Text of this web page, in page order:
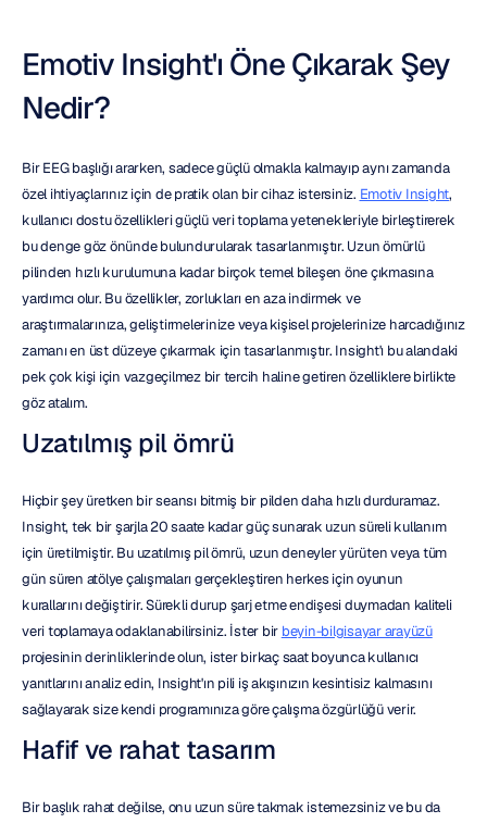
Emotiv Insight'ı Öne Çıkarak Şey
Nedir?
Bir EEG başlığı ararken, sadece güçlü olmakla kalmayıp aynı zamanda
özel ihtiyaçlarınız için de pratik olan bir cihaz istersiniz. Emotiv Insight,
kullanıcı dostu özellikleri güçlü veri toplama yetenekleriyle birleştirerek
bu denge göz önünde bulundurularak tasarlanmıştır. Uzun ömürlü
pilinden hızlı kurulumuna kadar birçok temel bileşen öne çıkmasına
yardımcı olur. Bu özellikler, zorlukları en aza indirmek ve
araştırmalarınıza, geliştirmelerinize veya kişisel projelerinize harcadığınız
zamanı en üst düzeye çıkarmak için tasarlanmıştır. Insight'ı bu alandaki
pek çok kişi için vazgeçilmez bir tercih haline getiren özelliklere birlikte
göz atalım.
Uzatılmış pil ömrü
Hiçbir şey üretken bir seansı bitmiş bir pilden daha hızlı durduramaz.
Insight, tek bir şarjla 20 saate kadar güç sunarak uzun süreli kullanım
için üretilmiştir. Bu uzatılmış pil ömrü, uzun deneyler yürüten veya tüm
gün süren atölye çalışmaları gerçekleştiren herkes için oyunun
kurallarını değiştirir. Sürekli durup şarj etme endişesi duymadan kaliteli
veri toplamaya odaklanabilirsiniz. İster bir beyin-bilgisayar arayüzü
projesinin derinliklerinde olun, ister birkaç saat boyunca kullanıcı
yanıtlarını analiz edin, Insight'ın pili iş akışınızın kesintisiz kalmasını
sağlayarak size kendi programınıza göre çalışma özgürlüğü verir.
Hafif ve rahat tasarım
Bir başlık rahat değilse, onu uzun süre takmak istemezsiniz ve bu da